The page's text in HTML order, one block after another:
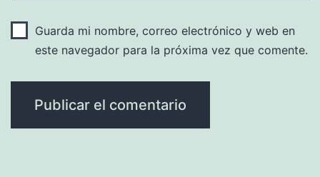
Guarda mi nombre, correo electrónico y web en
este navegador para la próxima vez que comente.